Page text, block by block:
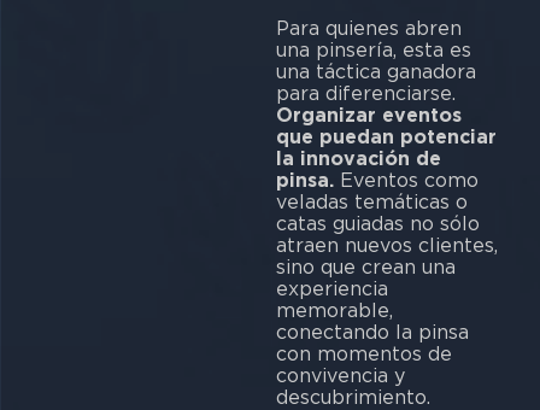
Para quienes abren
una pinsería, esta es
una táctica ganadora
para diferenciarse.
Organizar eventos
que puedan potenciar
la innovación de
pinsa.Eventos como
veladas temáticas o
catas guiadas no sólo
atraen nuevos clientes,
sino que crean una
experiencia
memorable,
conectando la pinsa
con momentos de
convivencia y
descubrimiento.